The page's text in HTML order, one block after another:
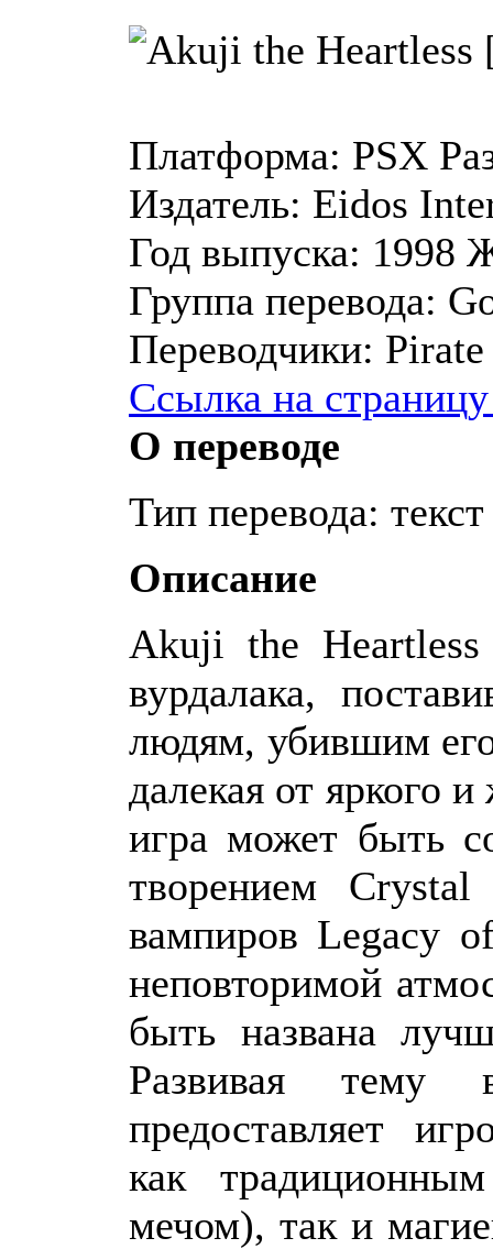
Платформа: PSX
Издатель: Eidos
Год выпуска: 1998
Группа перевода:
Переводчики: Pirate
Ссылка на
О переводе
Тип перевода: текст
Описание
Akuji the Heartless
вурдалака,
людям, убившим
далекая от яркого
игра может быть
творением
вампиров Legacy
неповторимой
быть названа
Развивая тему
предоставляет
как
мечом), так и